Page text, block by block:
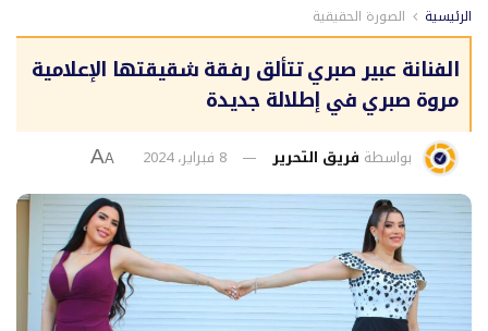
الرئيسية الصورة الحقيقية
الفنانة عبير صبري تتألق رفقة شقيقتها الإعلامية
مروة صبري في إطلالة جديدة
بواسطة فريق التحرير 8 فبراير، 2024 A
A